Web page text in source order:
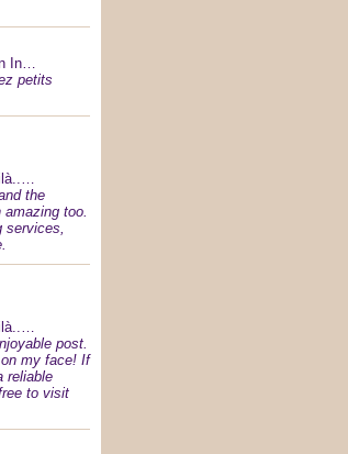
In…
petits
the
too.
services,
post.
my face! If
reliable
to visit